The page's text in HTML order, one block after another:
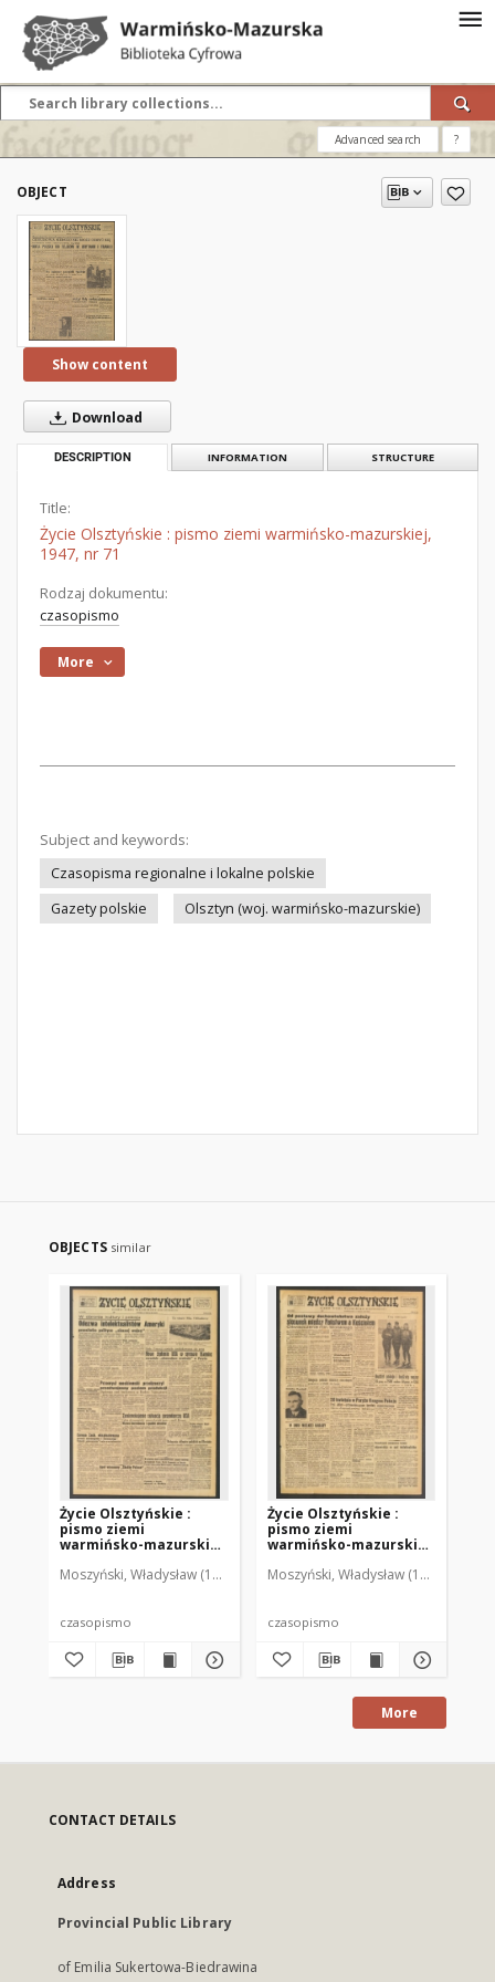
Advanced search ?
OBJECT
Show content
Download
DESCRIPTION INFORMATION STRUCTURE
Title:
Życie Olsztyńskie : pismo ziemi warmińsko-mazurskiej,
1947, nr 71
Rodzaj dokumentu:
czasopismo
More
Subject and keywords:
Czasopisma regionalne i lokalne polskie
Gazety polskie
Olsztyn (woj. warmińsko-mazurskie)
OBJECTS similar
Życie Olsztyńskie :
pismo ziemi
warmińsko-mazurskiej,
Moszyński, Władysław (1922-2001). Red. Mroczkowski, Włodzimierz
czasopismo
Życie Olsztyńskie :
pismo ziemi
warmińsko-mazurskiej,
Moszyński, Władysław (1922-2001).
czasopismo
More
CONTACT DETAILS
Address
Provincial Public Library
of Emilia Sukertowa-Biedrawina